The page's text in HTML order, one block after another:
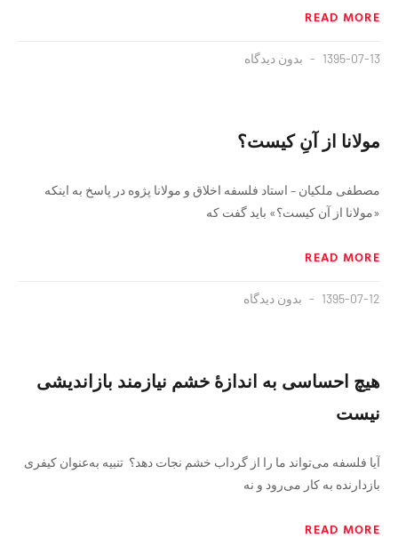
READ MORE
1395-07-13 بدون دیدگاه
مولانا از آنِ کیست؟
مصطفی ملکیان – استاد فلسفه اخلاق و مولانا پژوه در پاسخ به اینکه
«مولانا از آن کیست؟» باید گفت که
READ MORE
1395-07-12 بدون دیدگاه
هیچ احساسی به‌ اندازۀ خشم نیازمند بازاندیشی
نیست
آیا فلسفه می‌تواند ما را از گرداب خشم نجات دهد؟ تنبیه به‌عنوان کیفری
بازدارنده به کار می‌رود و نه
READ MORE